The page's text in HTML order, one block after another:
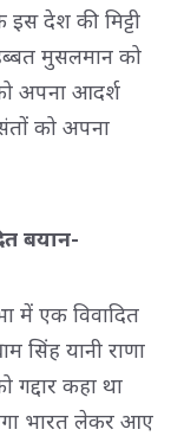
देश की मिट्टी
मुसलमान को
अपना आदर्श
को अपना
बयान-
में एक विवादित
सिंह यानी राणा
गद्दार कहा था
भारत लेकर आए